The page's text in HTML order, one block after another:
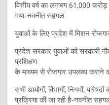
वित्तीय वर्ष का लगभग 61,000
गया-नवनीत सहगल
युवाओं के लिए प्रदेश में मिशन
प्रदेश सरकार युवाओं को सरकारी
प्रशिक्षण
के माध्यम से रोजगार उपलब्ध कराने
सभी आयोगों, विभागों, निगमों,
प्रक्रिया की जा रही है-नवनीत